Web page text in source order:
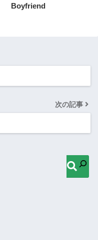
Boyfriend
次の記事